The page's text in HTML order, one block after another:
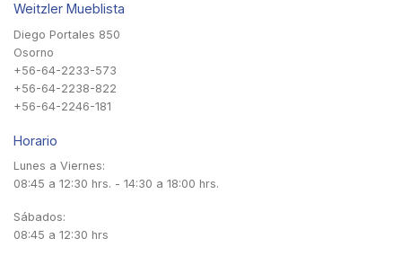
Weitzler Mueblista
Diego Portales 850
Osorno
+56-64-2233-573
+56-64-2238-822
+56-64-2246-181
Horario
Lunes a Viernes:
08:45 a 12:30 hrs. - 14:30 a 18:00 hrs.
Sábados:
08:45 a 12:30 hrs